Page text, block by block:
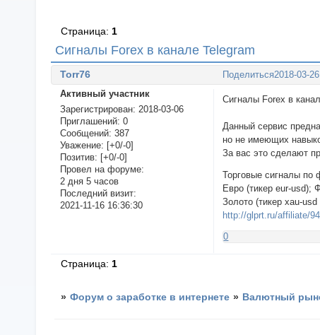
Сигналы Forex в канале Telegram
Страница: 1
Поделиться2018-03-
Torr76
Активный участник
Зарегистрирован: 2018-03-06
Приглашений: 0
Сообщений: 387
Уважение: [+0/-0]
Позитив: [+0/-0]
Провел на форуме:
2 дня 5 часов
Последний визит:
2021-11-16 16:36:30
Сигналы
Данный сервис
но не имеющих
За вас это сделают
Торговые сигналы по
Евро (тикер eur-usd);
Золото (тикер xau-
http://glprt.ru/affiliate/
0
Страница:1
» Форум о заработке в интернете » Валютный